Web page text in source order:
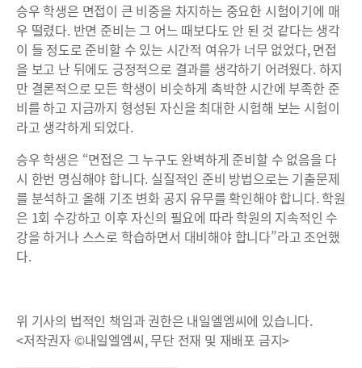
승우 학생은 면접이 큰 비중을 차지하는 중요한 시험이기에 매
우 떨렸다. 반면 준비는 그 어느 때보다도 안 된 것 같다는 생각
이 들 정도로 준비할 수 있는 시간적 여유가 너무 없었다, 면접
을 보고 난 뒤에도 긍정적으로 결과를 생각하기 어려웠다. 하지
만 결론적으로 모든 학생이 비슷하게 촉박한 시간에 부족한 준
비를 하고 지금까지 형성된 자신을 최대한 시험해 보는 시험이
라고 생각하게 되었다.
승우 학생은 “면접은 그 누구도 완벽하게 준비할 수 없음을 다
시 한번 명심해야 합니다. 실질적인 준비 방법으로는 기출문제
를 분석하고 올해 기조 변화 공지 유무를 확인해야 합니다. 학원
은 1회 수강하고 이후 자신의 필요에 따라 학원의 지속적인 수
강을 하거나 스스로 학습하면서 대비해야 합니다”라고 조언했
다.
위 기사의 법적인 책임과 권한은 내일엘엠씨에 있습니다.
<저작권자 ©내일엘엠씨, 무단 전재 및 재배포 금지>